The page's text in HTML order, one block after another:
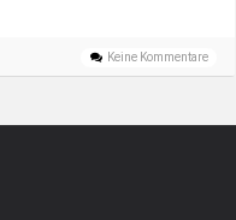
Keine Kommentare